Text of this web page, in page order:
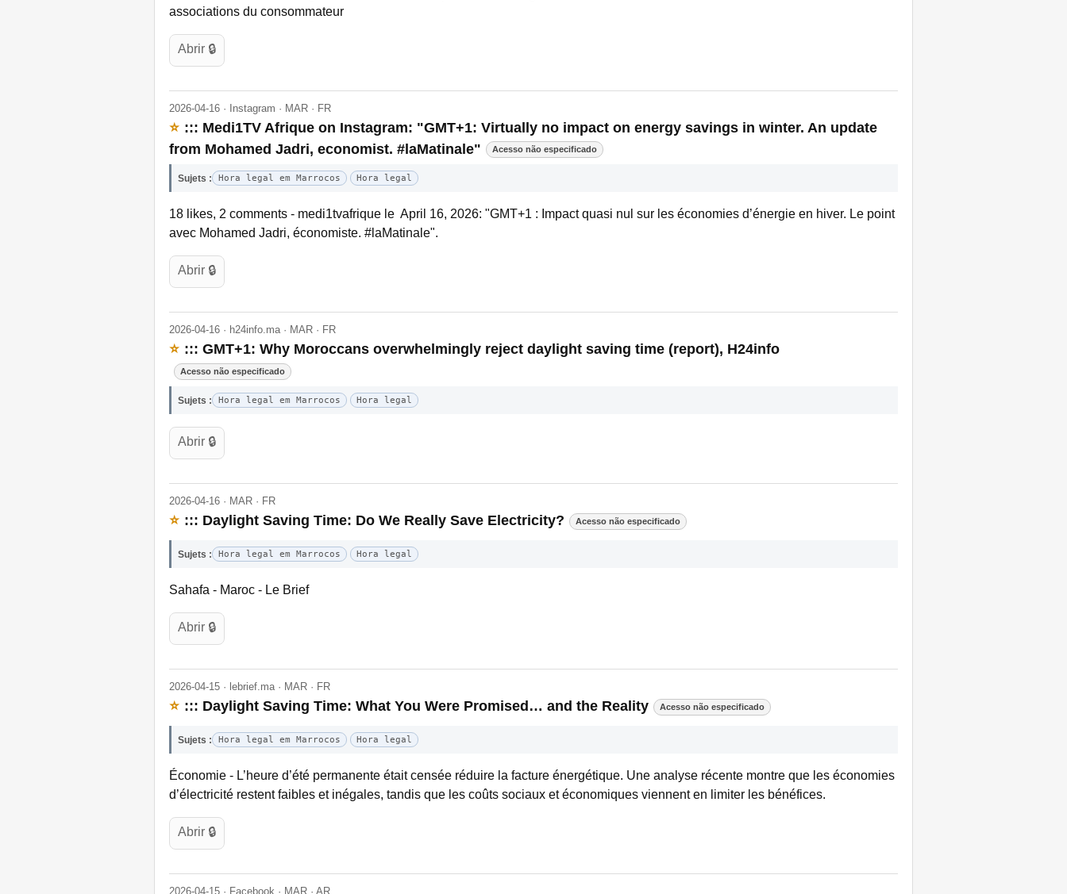
associations du consommateur
Abrir 🔒
2026-04-16 · Instagram · MAR · FR
⭐ ::: Medi1TV Afrique on Instagram: "GMT+1: Virtually no impact on energy savings in winter. An update
from Mohamed Jadri, economist. #laMatinale"
Acesso não especificado
Sujets : Hora legal em Marrocos Hora legal
18 likes, 2 comments - medi1tvafrique le April 16, 2026: "GMT+1 : Impact quasi nul sur les économies d’énergie en hiver. Le point
avec Mohamed Jadri, économiste. #laMatinale".
Abrir 🔒
2026-04-16 · h24info.ma · MAR · FR
⭐ ::: GMT+1: Why Moroccans overwhelmingly reject daylight saving time (report), H24info
Acesso não especificado
Sujets : Hora legal em Marrocos Hora legal
Abrir 🔒
2026-04-16 · MAR · FR
⭐ ::: Daylight Saving Time: Do We Really Save Electricity? Acesso não especificado
Sujets : Hora legal em Marrocos Hora legal
Sahafa - Maroc - Le Brief
Abrir 🔒
2026-04-15 · lebrief.ma · MAR · FR
⭐ ::: Daylight Saving Time: What You Were Promised… and the Reality Acesso não especificado
Sujets : Hora legal em Marrocos Hora legal
Économie - L’heure d’été permanente était censée réduire la facture énergétique. Une analyse récente montre que les économies
d’électricité restent faibles et inégales, tandis que les coûts sociaux et économiques viennent en limiter les bénéfices.
Abrir 🔒
2026-04-15 · Facebook · MAR · AR